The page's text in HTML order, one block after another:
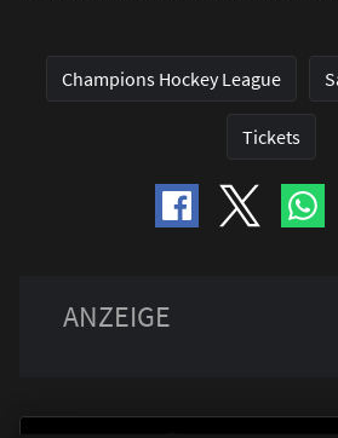
Champions Hockey League
Tickets